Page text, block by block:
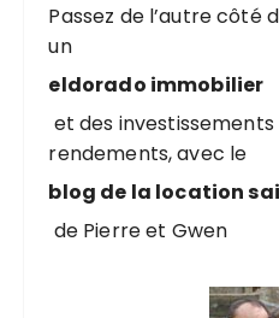
p
o
u
:
Passez de l’autre côté
un
eldorado immobilier
et des
rendements, avec le
blog de la location
de Pierre et Gwen